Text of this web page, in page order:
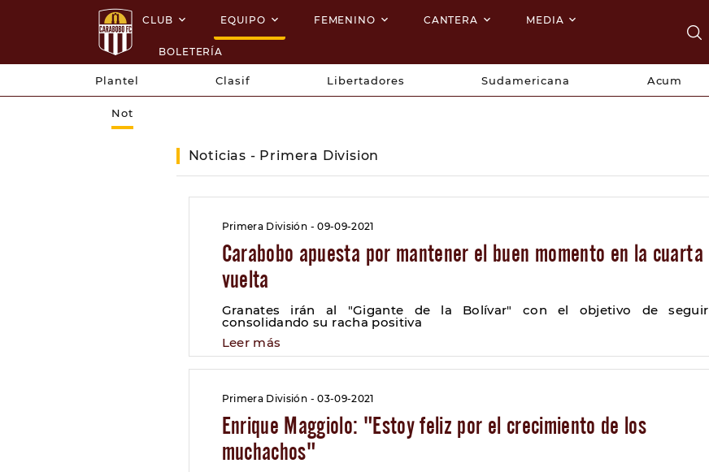
CLUB EQUIPO FEMENINO CANTERA MEDIA
BOLETERÍA
Plantel Clasif Libertadores Sudamericana Acum
Not
Noticias - Primera Division
Primera División - 09-09-2021
Carabobo apuesta por mantener el buen momento en la cuarta
vuelta
Granates irán al "Gigante de la Bolívar" con el objetivo de seguir
consolidando su racha positiva
Leer más
Primera División - 03-09-2021
Enrique Maggiolo: "Estoy feliz por el crecimiento de los
muchachos"